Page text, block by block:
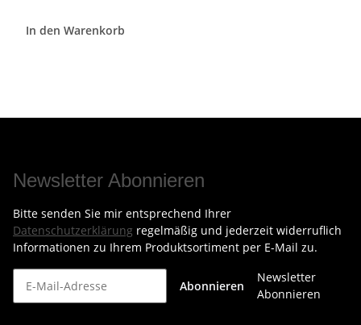
In den Warenkorb
Newsletter Abonnieren
Bitte senden Sie mir entsprechend Ihrer
Datenschutzerklärung regelmäßig und jederzeit widerruflich
Informationen zu Ihrem Produktsortiment per E-Mail zu.
Abonnieren
Newsletter
Abonnieren